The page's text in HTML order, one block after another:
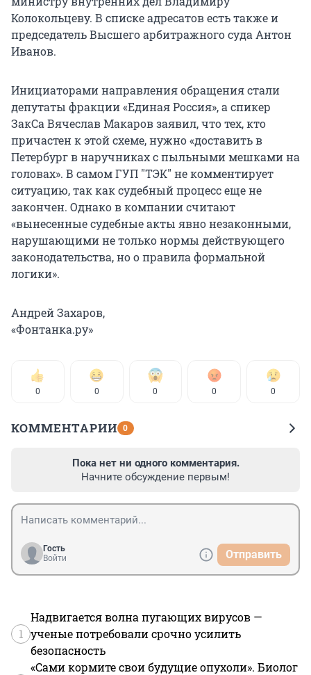
Колокольцеву. В списке адресатов есть также и
председатель Высшего арбитражного суда Антон
Иванов.
Инициаторами направления обращения стали
депутаты фракции «Единая Россия», а спикер
ЗакСа Вячеслав Макаров заявил, что тех, кто
причастен к этой схеме, нужно «доставить в
Петербург в наручниках с пыльными мешками на
головах». В самом ГУП "ТЭК" не комментирует
ситуацию, так как судебный процесс еще не
закончен. Однако в компании считают
«вынесенные судебные акты явно незаконными,
нарушающими не только нормы действующего
законодательства, но о правила формальной
логики».
Андрей Захаров,
«Фонтанка.ру»
0 0 0 0 0
КОММЕНТАРИИ 0
Пока нет ни одного комментария.
Начните обсуждение первым!
Гость
Войти
Отправить
1
Надвигается волна пугающих вирусов —
ученые потребовали срочно усилить
безопасность
«Сами кормите свои будущие опухоли». Биолог